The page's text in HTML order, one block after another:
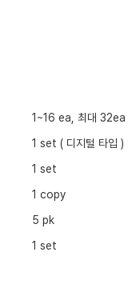
1~16 ea, 최대 32ea
1 set ( 디지털 타입 )
1 set
1 copy
5 pk
1 set